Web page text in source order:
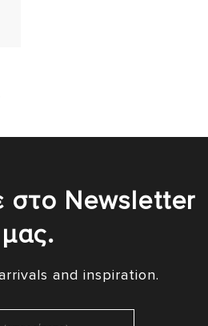
στο Newsletter
μας.
and inspiration.